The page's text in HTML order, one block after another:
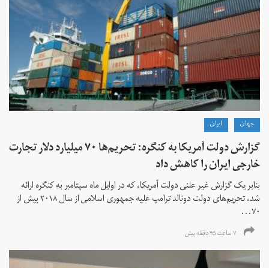
جهان ايران
گزارش دولت آمریکا به کنگره: تحریم‌ها ۷۰ میلیارد دلار تجارت
خارجی ایران را کاهش داد
بنابر یک گزارش غیر علنی دولت آمریکا، که در اوایل ماه سپتامبر به کنگره ارائه
شد، تحریم‌های دولت دونالد ترامپ علیه جمهوری اسلامی از سال ۲۰۱۸ بیش از
۷۰...
۷ ساعت ۴۵ دقیقه پیش